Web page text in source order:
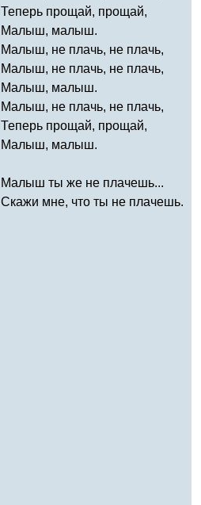
Теперь прощай, прощай,
Малыш, малыш.
Малыш, не плачь, не плачь,
Малыш, не плачь, не плачь,
Малыш, малыш.
Малыш, не плачь, не плачь,
Теперь прощай, прощай,
Малыш, малыш.
Малыш ты же не плачешь...
Скажи мне, что ты не плачешь.